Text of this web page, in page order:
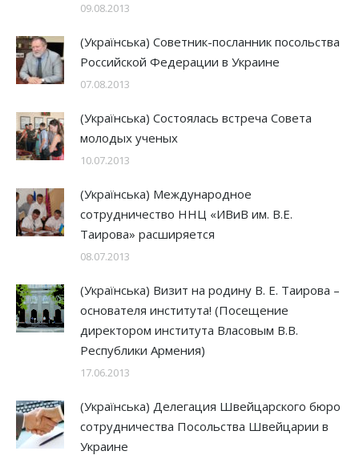
09.08.2013
(Українська) Советник-посланник посольства
Российской Федерации в Украине
07.08.2013
(Українська) Состоялась встреча Совета
молодых ученых
10.07.2013
(Українська) Международное
сотрудничество ННЦ «ИВиВ им. В.Е.
Таирова» расширяется
08.07.2013
(Українська) Визит на родину В. Е. Таирова –
основателя института! (Посещение
директором института Власовым В.В.
Республики Армения)
17.06.2013
(Українська) Делегация Швейцарского бюро
сотрудничества Посольства Швейцарии в
Украине